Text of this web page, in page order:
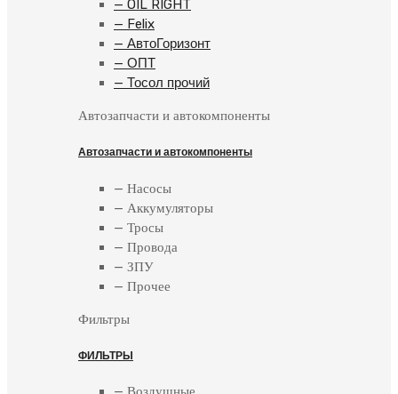
— OIL RIGHT
— Felix
— АвтоГоризонт
— ОПТ
— Тосол прочий
Автозапчасти и автокомпоненты
Автозапчасти и автокомпоненты
— Насосы
— Аккумуляторы
— Тросы
— Провода
— ЗПУ
— Прочее
Фильтры
ФИЛЬТРЫ